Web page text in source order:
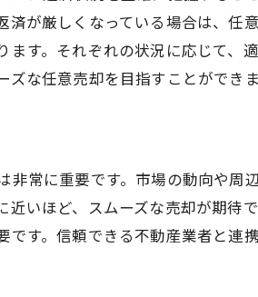
市場動向を理解した売却計画
任意売却のプロセスを効率化
時間をかけた準備の重要性
任意売却の利点と注意点不動産売
任意売却の主要なメリットを
注意すべき法的なポイント
が厳しくなっている場合は、
す。それぞれの状況に応じて、
な任意売却を目指すことができま
常に重要です。市場の動向や
いほど、スムーズな売却が期
す。信頼できる不動産業者と